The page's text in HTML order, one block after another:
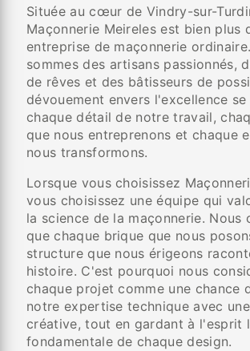
Située au cœur de Vindry-sur-
Maçonnerie Meireles est bien plus
entreprise de maçonnerie
sommes des artisans passionnés,
de rêves et des bâtisseurs de
dévouement envers l'excellence
chaque détail de notre travail,
que nous entreprenons et chaque
nous transformons.
Lorsque vous choisissez
vous choisissez une équipe qui
la science de la maçonnerie. Nous
que chaque brique que nous
structure que nous érigeons
histoire. C'est pourquoi nous
chaque projet comme une chance
notre expertise technique avec
créative, tout en gardant à l'esprit
fondamentale de chaque design.